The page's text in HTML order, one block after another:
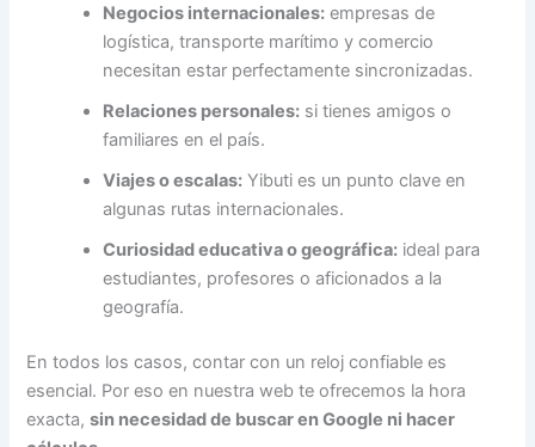
Negocios internacionales: empresas de
logística, transporte marítimo y comercio
necesitan estar perfectamente sincronizadas.
Relaciones personales: si tienes amigos o
familiares en el país.
Viajes o escalas: Yibuti es un punto clave en
algunas rutas internacionales.
Curiosidad educativa o geográfica: ideal para
estudiantes, profesores o aficionados a la
geografía.
En todos los casos, contar con un reloj confiable es
esencial. Por eso en nuestra web te ofrecemos la hora
exacta,sin necesidad de buscar en Google ni hacer